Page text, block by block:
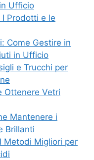
Ufficio
Prodotti e le
Come Gestire in
in Ufficio
e Trucchi per
Ottenere Vetri
Mantenere i
Brillanti
Metodi Migliori per